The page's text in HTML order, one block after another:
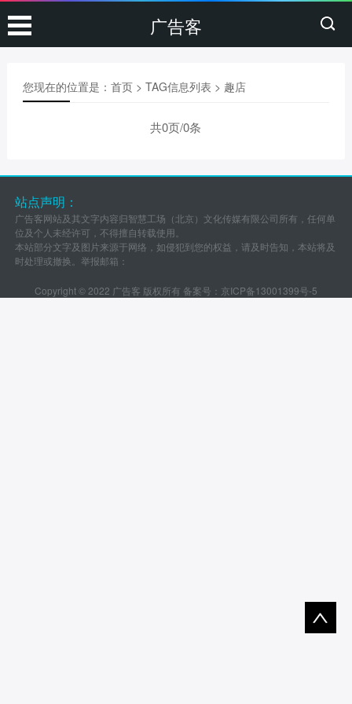
广告客
您现在的位置是： 首页> TAG信息列表 > 趣店
共0页/0条
站点声明：
广告客网站及其文字内容归智慧工场（北京）文化传媒有限公司所有，任何单
位及个人未经许可，不得擅自转载使用。
本站部分文字及图片来源于网络，如侵犯到您的权益，请及时告知，本站将及
时处理或撤换。举报邮箱：
Copyright © 2022 广告客 版权所有 备案号： 京ICP备13001399号-5